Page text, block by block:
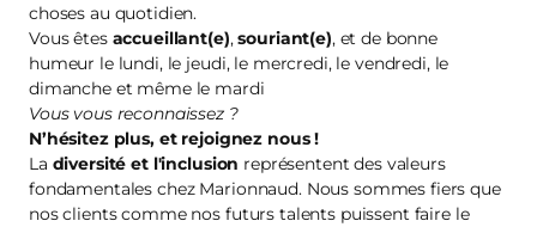
choses au quotidien.
Vous êtes accueillant(e),souriant(e), et de bonne
humeur le lundi, le jeudi, le mercredi, le vendredi, le
dimanche et même le mardi
Vous vous reconnaissez ?
N’hésitez plus, et rejoignez nous!
La diversité et l'inclusion représentent des valeurs
fondamentales chez Marionnaud. Nous sommes fiers que
nos clients comme nos futurs talents puissent faire le